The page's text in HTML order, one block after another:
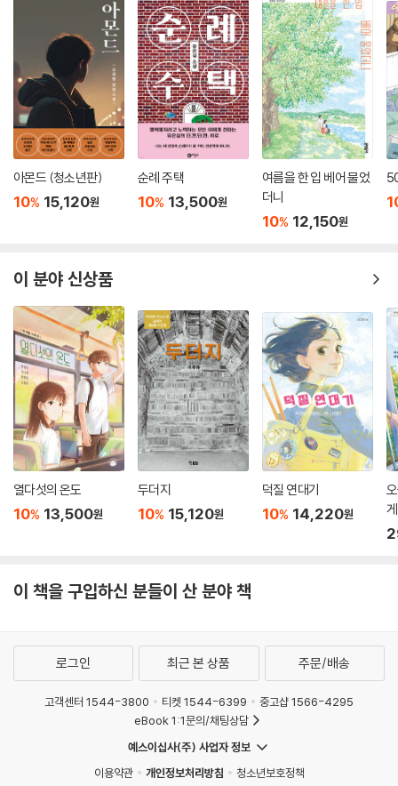
아몬드 (청소년판)
10% 15,120원
순례 주택
10% 13,500원
여름을 한 입 베어 물었
더니
10% 12,150원
이 분야 신상품
열다섯의 온도
10% 13,500원
두더지
10% 15,120원
덕질 연대기
10% 14,220원
이 책을 구입하신 분들이 산 분야 책
로그인 최근 본 상품 주문/배송
고객센터 1544-3800 티켓 1544-6399
중고샵 1566-4295
eBook 1:1문의/채팅상담
예스이십사(주) 사업자 정보
이용약관
개인정보처리방침
청소년보호정책